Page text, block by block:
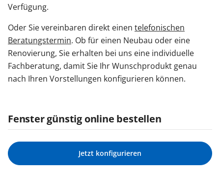
Verfügung.
Oder Sie vereinbaren direkt einen telefonischen
Beratungstermin. Ob für einen Neubau oder eine
Renovierung, Sie erhalten bei uns eine individuelle
Fachberatung, damit Sie Ihr Wunschprodukt genau
nach Ihren Vorstellungen konfigurieren können.
Fenster günstig online bestellen
Jetzt konfigurieren